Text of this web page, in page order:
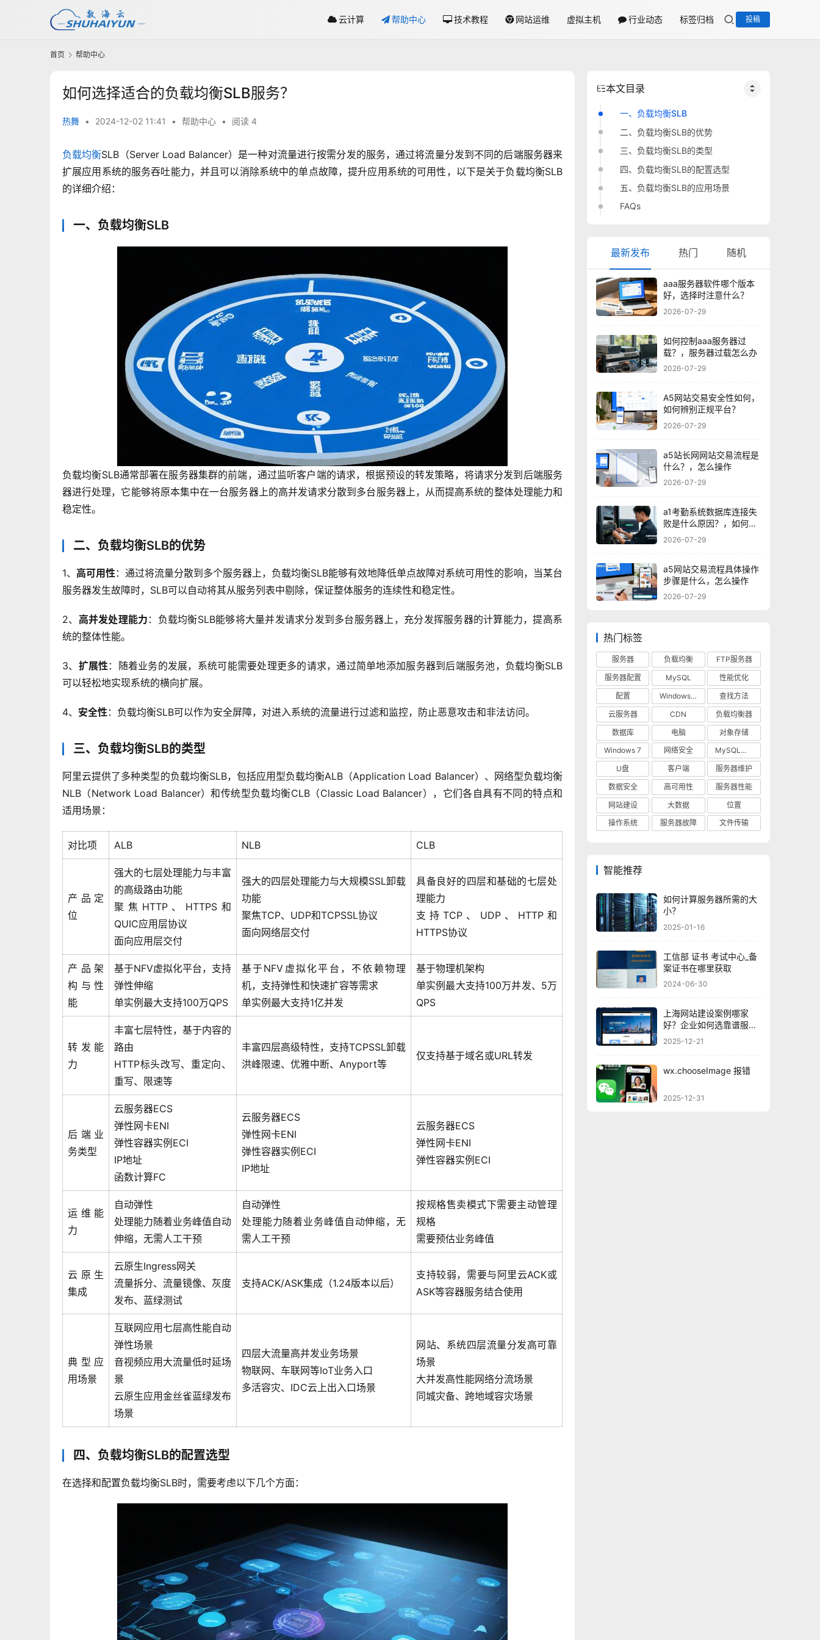
云计算 帮助中心 技术教程 网站运维 虚拟主机 行业动态 标签归档 投稿
首页 帮助中心
如何选择适合的负载均衡SLB服务？
热舞 • 2024-12-02 11:41 • 帮助中心 • 阅读 4
负载均衡SLB（Server Load Balancer）是一种对流量进行按需分发的服务，通过将流量分发到不同的后端服务器来
扩展应用系统的服务吞吐能力，并且可以消除系统中的单点故障，提升应用系统的可用性，以下是关于负载均衡SLB
的详细介绍：
一、负载均衡SLB
负载均衡SLB通常部署在服务器集群的前端，通过监听客户端的请求，根据预设的转发策略，将请求分发到后端服务
器进行处理，它能够将原本集中在一台服务器上的高并发请求分散到多台服务器上，从而提高系统的整体处理能力和
稳定性。
二、负载均衡SLB的优势
1、 高可用性：通过将流量分散到多个服务器上，负载均衡SLB能够有效地降低单点故障对系统可用性的影响，当某台
服务器发生故障时，SLB可以自动将其从服务列表中剔除，保证整体服务的连续性和稳定性。
2、 高并发处理能力 ：负载均衡SLB能够将大量并发请求分发到多台服务器上，充分发挥服务器的计算能力，提高系
统的整体性能。
3、 扩展性：随着业务的发展，系统可能需要处理更多的请求，通过简单地添加服务器到后端服务池，负载均衡SLB
可以轻松地实现系统的横向扩展。
4、 安全性：负载均衡SLB可以作为安全屏障，对进入系统的流量进行过滤和监控，防止恶意攻击和非法访问。
三、负载均衡SLB的类型
阿里云提供了多种类型的负载均衡SLB，包括应用型负载均衡ALB（Application Load Balancer）、网络型负载均衡
NLB（Network Load Balancer）和传统型负载均衡CLB（Classic Load Balancer），它们各自具有不同的特点和
适用场景：
对比项 ALB NLB CLB
产品定
位
强大的七层处理能力与丰富
的高级路由功能
聚焦HTTP、HTTPS和
QUIC应用层协议
面向应用层交付
强大的四层处理能力与大规模SSL卸载
功能
聚焦TCP、UDP和TCPSSL协议
面向网络层交付
具备良好的四层和基础的七层处
理能力
支持TCP、UDP、HTTP和
HTTPS协议
产品架
构与性
能
基于NFV虚拟化平台，支持
弹性伸缩
单实例最大支持100万QPS
基于NFV虚拟化平台，不依赖物理
机，支持弹性和快速扩容等需求
单实例最大支持1亿并发
基于物理机架构
单实例最大支持100万并发、5万
QPS
转发能
力
丰富七层特性，基于内容的
路由
HTTP标头改写、重定向、
重写、限速等
丰富四层高级特性，支持TCPSSL卸载
洪峰限速、优雅中断、Anyport等
仅支持基于域名或URL转发
后端业
务类型
云服务器ECS
弹性网卡ENI
弹性容器实例ECI
IP地址
函数计算FC
云服务器ECS
弹性网卡ENI
弹性容器实例ECI
IP地址
云服务器ECS
弹性网卡ENI
弹性容器实例ECI
运维能
力
自动弹性
处理能力随着业务峰值自动
伸缩，无需人工干预
自动弹性
处理能力随着业务峰值自动伸缩，无
需人工干预
按规格售卖模式下需要主动管理
规格
需要预估业务峰值
云原生
集成
云原生Ingress网关
流量拆分、流量镜像、灰度
发布、蓝绿测试
支持ACK/ASK集成（1.24版本以后）
支持较弱，需要与阿里云ACK或
ASK等容器服务结合使用
典型应
用场景
互联网应用七层高性能自动
弹性场景
音视频应用大流量低时延场
景
云原生应用金丝雀蓝绿发布
场景
四层大流量高并发业务场景
物联网、车联网等IoT业务入口
多活容灾、IDC云上出入口场景
网站、系统四层流量分发高可靠
场景
大并发高性能网络分流场景
同城灾备、跨地域容灾场景
四、负载均衡SLB的配置选型
在选择和配置负载均衡SLB时，需要考虑以下几个方面：
本文目录
一、负载均衡SLB
二、负载均衡SLB的优势
三、负载均衡SLB的类型
四、负载均衡SLB的配置选型
五、负载均衡SLB的应用场景
FAQs
最新发布 热门 随机
aaa服务器软件哪个版本
好，选择时注意什么？
2026-07-29
如何控制aaa服务器过
载？，服务器过载怎么办
2026-07-29
A5网站交易安全性如何，
如何辨别正规平台？
2026-07-29
a5站长网网站交易流程是
什么？，怎么操作
2026-07-29
a1考勤系统数据库连接失
败是什么原因？，如何解
决？
2026-07-29
a5网站交易流程具体操作
步骤是什么，怎么操作
2026-07-29
热门标签
服务器 负载均衡
FTP服务器
服务器配置
MySQL
性能优化
配置
Windows 10
查找方法
云服务器
CDN
负载均衡器
数据库
电脑
对象存储
Windows 7
网络安全
MySQL数据库
U盘
客户端
服务器维护
数据安全
高可用性
服务器性能
网站建设
大数据
位置
操作系统
服务器故障 文件传输
智能推荐
如何计算服务器所需的大
小？
2025-01-16
工信部 证书 考试中心_备
案证书在哪里获取
2024-06-30
上海网站建设案例哪家
好？企业如何选靠谱服务
商？
2025-12-21
wx.chooseImage 报错
2025-12-31